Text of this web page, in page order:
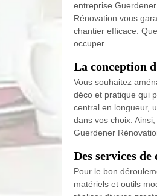
entreprise
Rénovation vous
chantier efficace.
occuper.
La conception
Vous souhaitez
déco et pratique qui
central en longueur,
dans vos choix.
Guerdener
Des services
Pour le bon
matériels et outils